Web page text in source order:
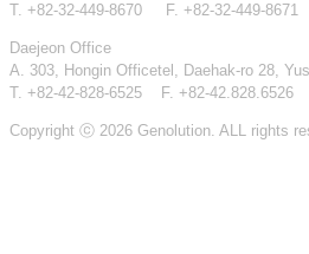
T. +82-32-449-8670 F. +82-32-449-8671
Daejeon Office
A. 303, Hongin Officetel, Daehak-ro 28,
T. +82-42-828-6525 F. +82-42.828.6526
Copyright ⓒ 2026 Genolution. ALL rights